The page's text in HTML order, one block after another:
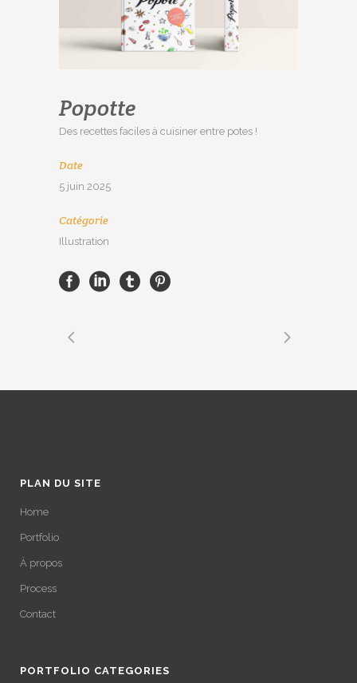
Popotte
Des recettes faciles à cuisiner entre potes !
Date
5 juin 2025
Catégorie
Illustration
PLAN DU SITE
Home
Portfolio
À propos
Process
Contact
PORTFOLIO CATEGORIES